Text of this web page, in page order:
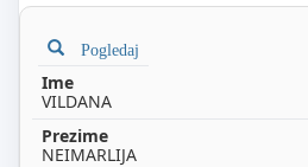
Pogledaj
VILDANA
NEIMARLIJA